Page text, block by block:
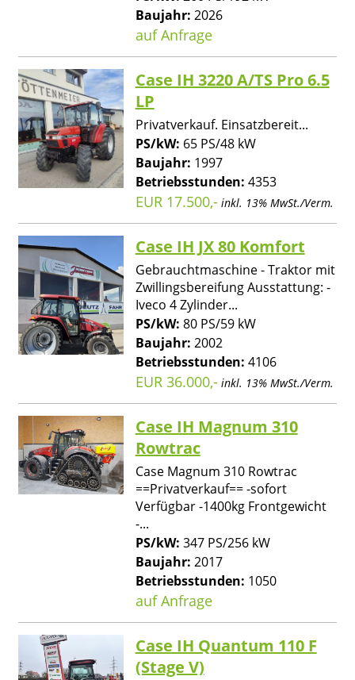
Baujahr: 2026
auf Anfrage
Case IH 3220 A/TS Pro 6.5
LP
Privatverkauf. Einsatzbereit...
PS/kW: 65 PS/48 kW
Baujahr: 1997
Betriebsstunden: 4353
EUR 17.500,- inkl. 13% MwSt./Verm.
Case IH JX 80 Komfort
Gebrauchtmaschine - Traktor mit
Zwillingsbereifung Ausstattung: -
Iveco 4 Zylinder...
PS/kW: 80 PS/59 kW
Baujahr: 2002
Betriebsstunden: 4106
EUR 36.000,- inkl. 13% MwSt./Verm.
Case IH Magnum 310
Rowtrac
Case Magnum 310 Rowtrac
==Privatverkauf== -sofort
Verfügbar -1400kg Frontgewicht
-...
PS/kW: 347 PS/256 kW
Baujahr: 2017
Betriebsstunden: 1050
auf Anfrage
Case IH Quantum 110 F
(Stage V)